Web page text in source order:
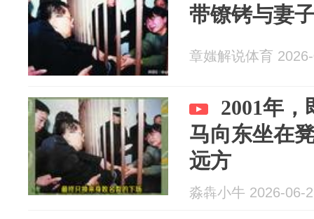
带镣铐与妻
章媸解说体育
2001年
马向东坐在
远方
淼犇小牛 2026-06-